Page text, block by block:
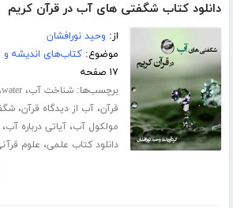
دانلود کتاب شگفتی های آب در قرآن کریم
از: وحید نورافشان
موضوع:کتاب‌های اندیشه
۱۷ صفحه
برچسب‌ها:شناخت آب،water
قرآن،آب از دیدگاه قرآن،
مولکول آب،آیاتی درباره آب
دانلود کتاب علمی، علوم